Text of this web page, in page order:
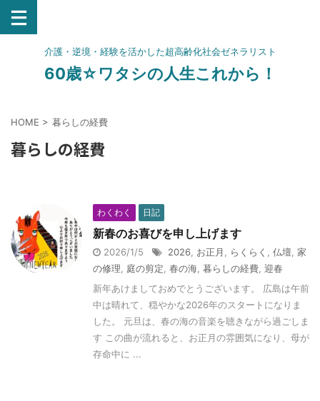
介護・逆境・経験を活かした超高齢化社会ゼネラリスト
60歳☆ワタシの人生これから！
HOME > 暮らしの経費
暮らしの経費
わくわく 日記
新春のお喜びを申し上げます
2026/1/5 2026 お正月 らくらく 仏壇 家
の修理
庭の剪定 春の海 暮らしの経費 迎春
新年あけましておめでとうございます。 広島は午前
中は晴れて、穏やかな2026年のスタートになりま
した。 元旦は、春の海の音楽を聴きながら過ごしま
す この曲が流れると、お正月の雰囲気になり、母が
存命中に ...